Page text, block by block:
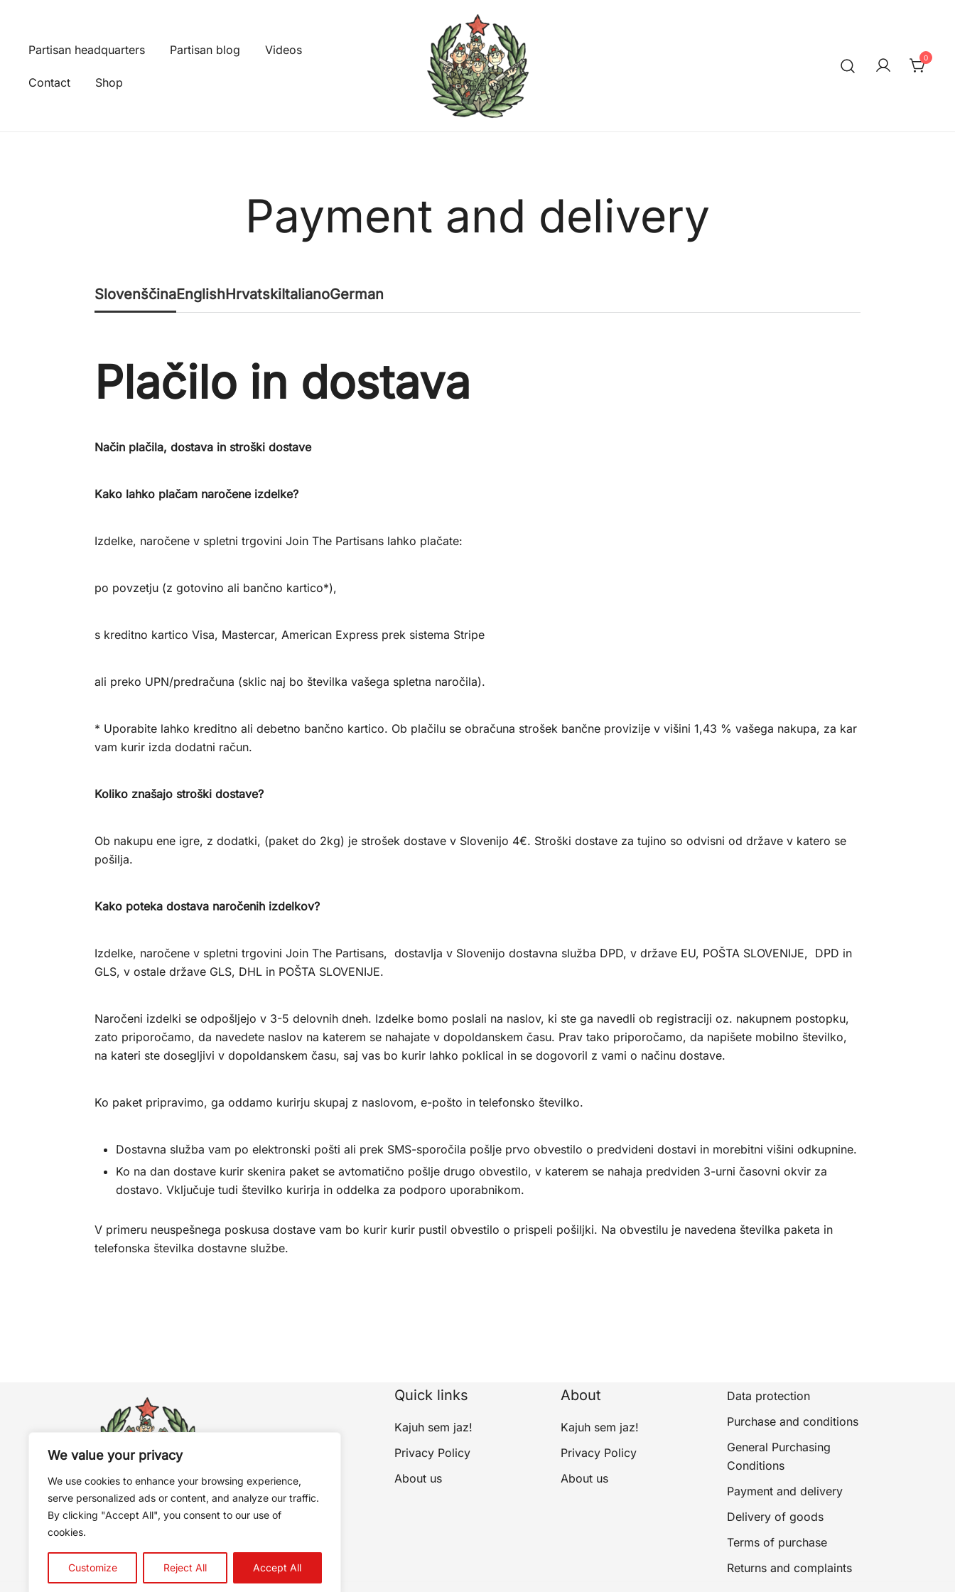
We value your privacy
We use cookies to enhance your browsing experience,
serve personalized ads or content, and analyze our traffic.
By clicking "Accept All", you consent to our use of
cookies.
Customize Reject All Accept All
contentPartisan headquarters Partisan blog Videos
Contact Shop
0
Payment and delivery
SlovenščinaEnglishHrvatskiItalianoGerman
Plačilo in dostava
Način plačila, dostava in stroški dostave
Kako lahko plačam naročene izdelke?
Izdelke, naročene v spletni trgovini Join The Partisans lahko plačate:
po povzetju (z gotovino ali bančno kartico*),
s kreditno kartico Visa, Mastercar, American Express prek sistema Stripe
ali preko UPN/predračuna (sklic naj bo številka vašega spletna naročila).
* Uporabite lahko kreditno ali debetno bančno kartico. Ob plačilu se obračuna strošek bančne provizije v višini 1,43 % vašega nakupa, za kar
vam kurir izda dodatni račun.
Koliko znašajo stroški dostave?
Ob nakupu ene igre, z dodatki, (paket do 2kg) je strošek dostave v Slovenijo 4€. Stroški dostave za tujino so odvisni od države v katero se
pošilja.
Kako poteka dostava naročenih izdelkov?
Izdelke, naročene v spletni trgovini Join The Partisans, dostavlja v Slovenijo dostavna služba DPD, v države EU, POŠTA SLOVENIJE, DPD in
GLS, v ostale države GLS, DHL in POŠTA SLOVENIJE.
Naročeni izdelki se odpošljejo v 3-5 delovnih dneh. Izdelke bomo poslali na naslov, ki ste ga navedli ob registraciji oz. nakupnem postopku,
zato priporočamo, da navedete naslov na katerem se nahajate v dopoldanskem času. Prav tako priporočamo, da napišete mobilno številko,
na kateri ste dosegljivi v dopoldanskem času, saj vas bo kurir lahko poklical in se dogovoril z vami o načinu dostave.
Ko paket pripravimo, ga oddamo kurirju skupaj z naslovom, e-pošto in telefonsko številko.
Dostavna služba vam po elektronski pošti ali prek SMS-sporočila pošlje prvo obvestilo o predvideni dostavi in morebitni višini odkupnine.
Ko na dan dostave kurir skenira paket se avtomatično pošlje drugo obvestilo, v katerem se nahaja predviden 3-urni časovni okvir za
dostavo. Vključuje tudi številko kurirja in oddelka za podporo uporabnikom.
V primeru neuspešnega poskusa dostave vam bo kurir kurir pustil obvestilo o prispeli pošiljki. Na obvestilu je navedena številka paketa in
telefonska številka dostavne službe.
Join the Partisans!
Quick links
Kajuh sem jaz!
Privacy Policy
About us
About
Kajuh sem jaz!
Privacy Policy
About us
Data protection
Purchase and conditions
General Purchasing
Conditions
Payment and delivery
Delivery of goods
Terms of purchase
Returns and complaints